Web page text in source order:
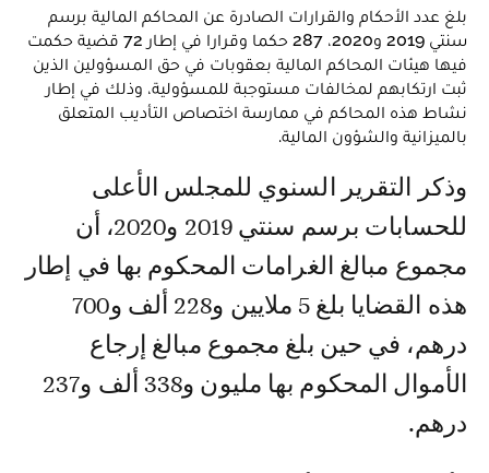
بلغ عدد الأحكام والقرارات الصادرة عن المحاكم المالية برسم
سنتي 2019 و2020، 287 حكما وقرارا في إطار 72 قضية حكمت
فيها هيئات المحاكم المالية بعقوبات في حق المسؤولين الذين
ثبت ارتكابهم لمخالفات مستوجبة للمسؤولية، وذلك في إطار
نشاط هذه المحاكم في ممارسة اختصاص التأديب المتعلق
بالميزانية والشؤون المالية.
وذكر التقرير السنوي للمجلس الأعلى
للحسابات برسم سنتي 2019 و2020، أن
مجموع مبالغ الغرامات المحكوم بها في إطار
هذه القضايا بلغ 5 ملايين و228 ألف و700
درهم، في حين بلغ مجموع مبالغ إرجاع
الأموال المحكوم بها مليون و338 ألف و237
درهم.